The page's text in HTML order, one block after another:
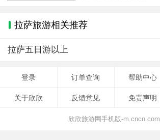
拉萨旅游相关推荐
拉萨五日游以上
登录 订单查询 帮助中心
关于欣欣 反馈意见 免责声明
欣欣旅游网手机版-m.cncn.com